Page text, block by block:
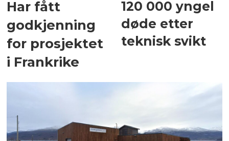
Har fått
godkjenning
for prosjektet
i Frankrike
120 000 yngel
døde etter
teknisk svikt